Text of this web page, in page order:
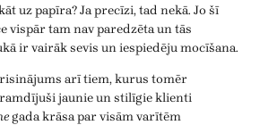
uz papīra? Ja precīzi, tad nekā. Jo šī
vispār tam nav paredzēta un tās
ir vairāk sevis un iespiedēju mocīšana.
arī tiem, kurus tomēr
jaunie un stilīgie klienti
gada krāsa par visām varītēm